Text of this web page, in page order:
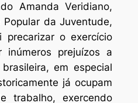
Amanda Veridiano,
da Juventude,
o exercício
inúmeros prejuízos a
em especial
já ocupam
trabalho, exercendo